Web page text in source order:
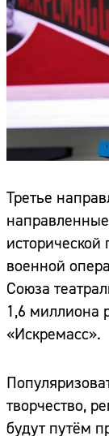
Третье
военной
Союза
1,6 миллиона
«Искремасс».
творчество,
будут путём